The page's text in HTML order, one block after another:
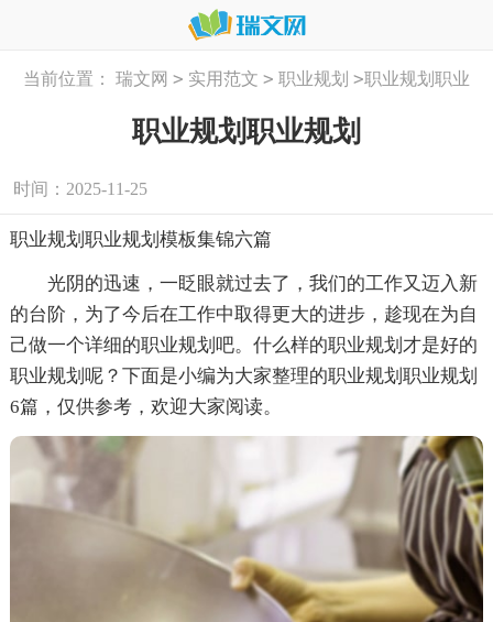
当前位置： 瑞文网 > 实用范文 > 职业规划 >职业规划职业
职业规划职业规划
时间：2025-11-25
职业规划职业规划模板集锦六篇
光阴的迅速，一眨眼就过去了，我们的工作又迈入新
的台阶，为了今后在工作中取得更大的进步，趁现在为自
己做一个详细的职业规划吧。什么样的职业规划才是好的
职业规划呢？下面是小编为大家整理的职业规划职业规划
6篇，仅供参考，欢迎大家阅读。